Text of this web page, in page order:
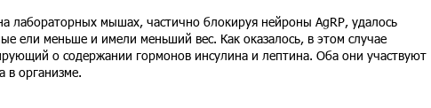
лабораторных мышах, частично блокируя нейроны AgRP, удалось
ели меньше и имели меньший вес. Как оказалось, в этом случае
о содержании гормонов инсулина и лептина. Оба они участвуют
в организме.